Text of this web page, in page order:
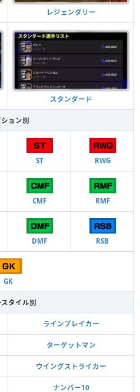
レジェンダリー
スタンダード
ョン別
ST RWG
CMF RMF
DMF RSB
GK
スタイル別
ラインブレイカー
ターゲットマン
ウイングストライカー
ナンバー10